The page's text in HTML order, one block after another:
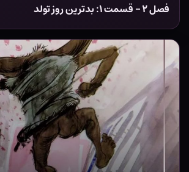
فصل ۲ – قسمت ۱: بدترین روز تولد